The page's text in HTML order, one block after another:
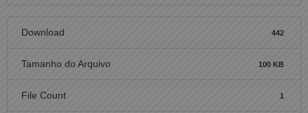
Download 442
Tamanho do Arquivo 100 KB
File Count 1